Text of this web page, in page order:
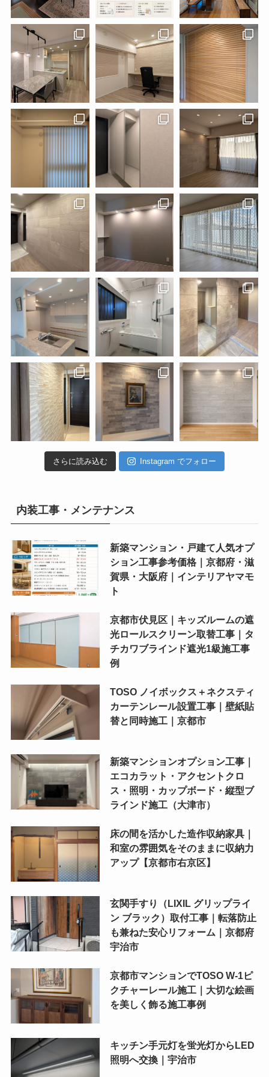
さらに読み込む Instagram でフォロー
内装工事・メンテナンス
新築マンション・戸建て人気オプ
ション工事参考価格｜京都府・滋
賀県・大阪府｜インテリアヤマモ
ト
京都市伏見区｜キッズルームの遮
光ロールスクリーン取替工事｜タ
チカワブラインド遮光1級施工事
例
TOSO ノイボックス＋ネクスティ
カーテンレール設置工事｜壁紙貼
替と同時施工｜京都市
新築マンションオプション工事｜
エコカラット・アクセントクロ
ス・照明・カップボード・縦型ブ
ラインド施工（大津市）
床の間を活かした造作収納家具｜
和室の雰囲気をそのままに収納力
アップ【京都市右京区】
玄関手すり（LIXIL グリップライ
ン ブラック）取付工事｜転落防止
も兼ねた安心リフォーム｜京都府
宇治市
京都市マンションでTOSO W-1ピ
クチャーレール施工｜大切な絵画
を美しく飾る施工事例
キッチン手元灯を蛍光灯からLED
照明へ交換｜宇治市